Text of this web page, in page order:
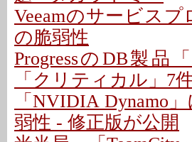
Veeamのサービス
の脆弱性
ProgressのDB製品
「クリティカル」7
「NVIDIA Dynamo
弱性 - 修正版が公開